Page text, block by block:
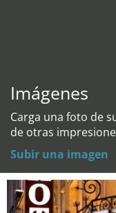
Imágenes
Carga una foto de
de otras
Subir una imagen